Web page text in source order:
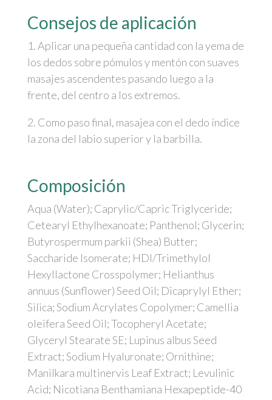
Consejos de aplicación
1. Aplicar una pequeña cantidad con la yema de
los dedos sobre pómulos y mentón con suaves
masajes ascendentes pasando luego a la
frente, del centro a los extremos.
2. Como paso final, masajea con el dedo índice
la zona del labio superior y la barbilla.
Composición
Aqua (Water); Caprylic/Capric Triglyceride;
Cetearyl Ethylhexanoate; Panthenol; Glycerin;
Butyrospermum parkii (Shea) Butter;
Saccharide Isomerate; HDI/Trimethylol
Hexyllactone Crosspolymer; Helianthus
annuus (Sunflower) Seed Oil; Dicaprylyl Ether;
Silica; Sodium Acrylates Copolymer; Camellia
oleifera Seed Oil; Tocopheryl Acetate;
Glyceryl Stearate SE; Lupinus albus Seed
Extract; Sodium Hyaluronate; Ornithine;
Manilkara multinervis Leaf Extract; Levulinic
Acid; Nicotiana Benthamiana Hexapeptide-40